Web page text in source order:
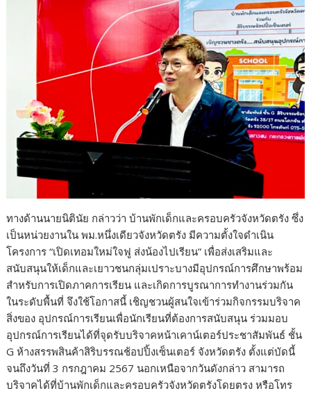
ทางด้านนายนิตินัย กล่าวว่า บ้านพักเด็กและครอบครัวจังหวัดตรัง ซึ่ง
เป็นหน่วยงานใน พม.หนึ่งเดียวจังหวัดตรัง มีความตั้งใจดำเนิน
โครงการ “เปิดเทอมใหม่ใจฟู ส่งน้องไปเรียน” เพื่อส่งเสริมและ
สนับสนุนให้เด็กและเยาวชนกลุ่มเปราะบางมีอุปกรณ์การศึกษาพร้อม
สำหรับการเปิดภาคการเรียน และเกิดการบูรณาการทำงานร่วมกัน
ในระดับพื้นที่ จึงใช้โอกาสนี้ เชิญชวนผู้สนใจเข้าร่วมกิจกรรมบริจาค
สิ่งของ อุปกรณ์การเรียนเพื่อนักเรียนที่ต้องการสนับสนุน ร่วมมอบ
อุปกรณ์การเรียนได้ที่จุดรับบริจาคหน้าเคาน์เตอร์ประชาสัมพันธ์ ชั้น
G ห้างสรรพสินค้าสิริบรรณช้อปปิ้งเซ็นเตอร์​​ จังหวัดตรัง ตั้งแต่บัดนี้
จนถึงวันที่ 3 กรกฎาคม 2567 นอกเหนือจากวันดังกล่าว สามารถ
บริจาคได้ที่บ้านพักเด็กและครอบครัวจังหวัดตรังโดยตรง หรือโทร